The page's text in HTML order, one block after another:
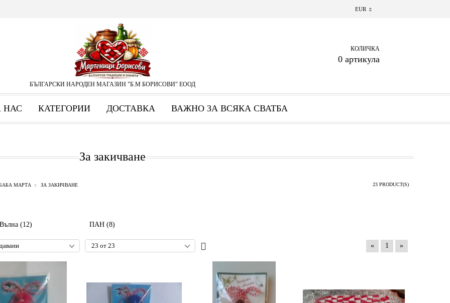
EUR
БЪЛГАРСКИ НАРОДЕН МАГАЗИН "Б.М БОРИСОВИ" ЕООД
КОЛИЧКА
0 артикула
НАС КАТЕГОРИИ ДОСТАВКА ВАЖНО ЗА ВСЯКА СВАТБА
МАРТА ЗА ЗАКИЧВАНЕ 23 PRODUCT(S)
За закичване
Вълна (12) ПАН (8)
« 1 »